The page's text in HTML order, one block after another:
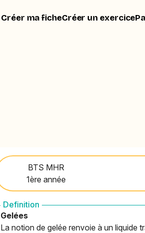
Créer ma ficheCréer un exercice
BTS MHR
1ère année
Definition
Gelées
La notion de gelée renvoie à un liquide